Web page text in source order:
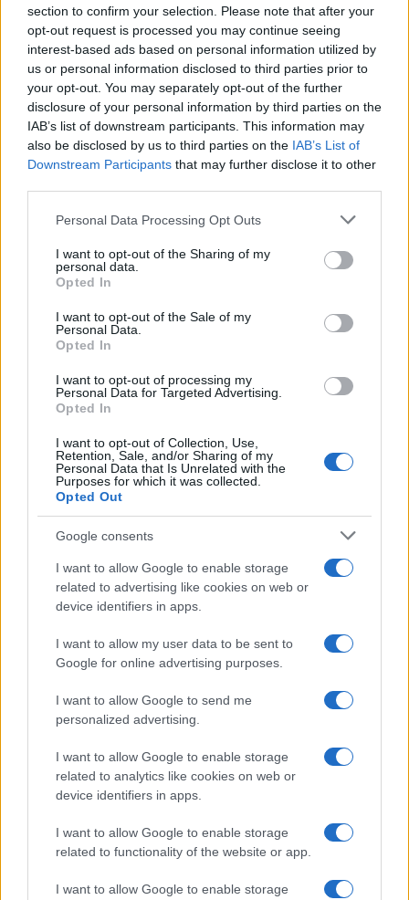
section to confirm your selection. Please note that after your
opt-out request is processed you may continue seeing
interest-based ads based on personal information utilized by
us or personal information disclosed to third parties prior to
your opt-out. You may separately opt-out of the further
disclosure of your personal information by third parties on the
IAB’s list of downstream participants. This information may
also be disclosed by us to third parties on the IAB’s List of
Downstream Participants that may further disclose it to other
Please note that this website/app uses one or more Google
not limited to your visit or usage behaviour. You may click to
grant or deny consent to Google and its third-party tags to
use your data for below specified purposes in below Google
consent section.
Personal Data Processing Opt Outs
I want to opt-out of the Sharing of my
personal data.
Opted In
I want to opt-out of the Sale of my
Personal Data.
Opted In
I want to opt-out of processing my
Personal Data for Targeted Advertising.
Opted In
I want to opt-out of Collection, Use,
Retention, Sale, and/or Sharing of my
Personal Data that Is Unrelated with the
Purposes for which it was collected.
Opted Out
Google consents
I want to allow Google to enable storage
related to advertising like cookies on web or
device identifiers in apps.
I want to allow my user data to be sent to
Google for online advertising purposes.
I want to allow Google to send me
personalized advertising.
I want to allow Google to enable storage
related to analytics like cookies on web or
device identifiers in apps.
I want to allow Google to enable storage
related to functionality of the website or app.
I want to allow Google to enable storage
Sigue leyendo
OTROS ANIMALES
Métodos éticos para disuadir palomas urbanas sin
dañarlas
Javier Ortega · 5 Ago 2026
OTROS ANIMALES
unidas a las personas vulnerables y sus mascotas
Javier Ortega · 5 Ago 2026